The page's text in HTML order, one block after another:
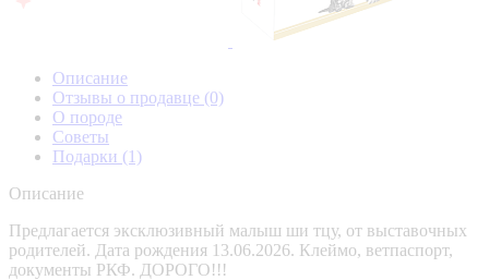
Описание
Отзывы о продавце (0)
О породе
Советы
Подарки (1)
Описание
Предлагается эксклюзивный малыш ши тцу, от выставочных
родителей. Дата рождения 13.06.2026. Клеймо, ветпаспорт,
документы РКФ. ДОРОГО!!!